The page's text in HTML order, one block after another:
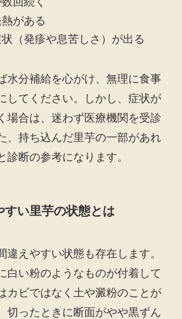
がある
（発疹や息苦しさ）が出る
水分補給を心がけ、無理に食事
してください。しかし、症状が
場合は、迷わず医療機関を受診
、持ち込んだ里芋の一部があれ
診断の参考になります。
すい里芋の状態とは
違えやすい状態も存在します。
白い粉のようなものが付着して
カビではなく土や澱粉のことが
切ったときに断面がやや黒ずん